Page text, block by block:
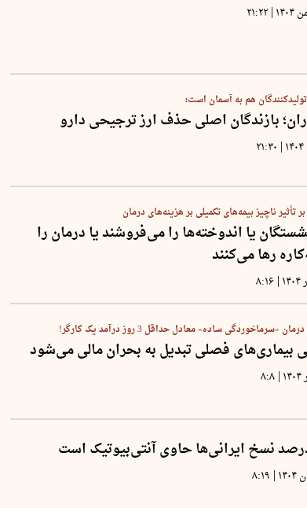
| ۲۱:۲۲
هم به آسمان است؛
بازندگان اصلی حذف ارز ترجیحی دارو
| ۲۱:۳۰
تأثیر ناچیز بیمه‌های تکمیلی بر هزینه‌های درمان
یا اندوخته‌ها را می‌فروشند یا درمان را
رها می‌کنند
| ۸:۱۶
«سرماخوردگی ساده» معادل حداقل 3 روز درآمد یک کارگر!
بیماری‌های فصلی تبدیل به بحران مالی می‌شود
| ۸:۸
| ۸:۱۹